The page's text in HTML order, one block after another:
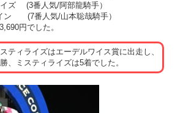
ズ (3番人気/阿部龍騎手）
ン (7番人気/山本聡哉騎手）
円でした。
ティライズはエーデルワイス賞に出走し、
、ミスティライズは5着でした。